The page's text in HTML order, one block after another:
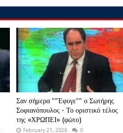
Σαν σήμερα ""Έφυγε"" ο Σωτήρης
Σοφιανόπουλος - Το οριστικό τέλος
της «ΧΡΩΠΕΙ» (φώτο)
February 21, 2026 0